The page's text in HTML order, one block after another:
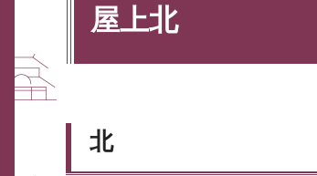
屋上北
北